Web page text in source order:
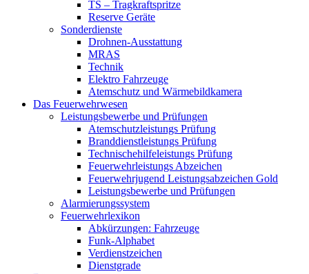
TS – Tragkraftspritze
Reserve Geräte
Sonderdienste
Drohnen-Ausstattung
MRAS
Technik
Elektro Fahrzeuge
Atemschutz und Wärmebildkamera
Das Feuerwehrwesen
Leistungsbewerbe und Prüfungen
Atemschutzleistungs Prüfung
Branddienstleistungs Prüfung
Technischehilfeleistungs Prüfung
Feuerwehrleistungs Abzeichen
Feuerwehrjugend Leistungsabzeichen Gold
Leistungsbewerbe und Prüfungen
Alarmierungssystem
Feuerwehrlexikon
Abkürzungen: Fahrzeuge
Funk-Alphabet
Verdienstzeichen
Dienstgrade